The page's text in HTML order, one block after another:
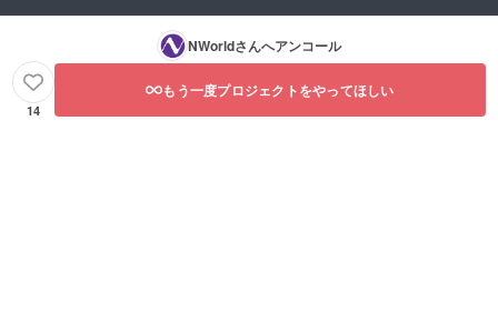
NWorldさんへアンコール
14
もう一度プロジェクトをやってほしい